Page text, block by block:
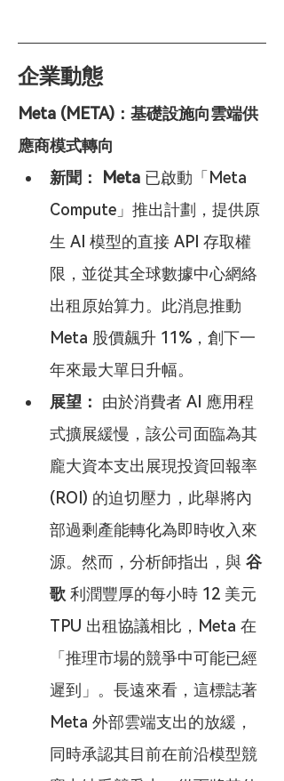
企業動態
Meta (META)：基礎設施向雲端供
應商模式轉向
新聞：
Meta 已啟動「Meta
Compute」推出計劃，提供原
生 AI 模型的直接 API 存取權
限，並從其全球數據中心網絡
出租原始算力。此消息推動
Meta 股價飆升 11%，創下一
年來最大單日升幅。
展望：
由於消費者 AI 應用程
式擴展緩慢，該公司面臨為其
龐大資本支出展現投資回報率
(ROI) 的迫切壓力，此舉將內
部過剩產能轉化為即時收入來
源。然而，分析師指出，與 谷
歌 利潤豐厚的每小時 12 美元
TPU 出租協議相比，Meta 在
「推理市場的競爭中可能已經
遲到」。長遠來看，這標誌著
Meta 外部雲端支出的放緩，
同時承認其目前在前沿模型競